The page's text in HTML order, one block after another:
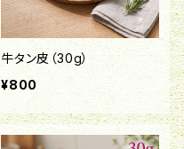
牛タン皮（30g）
¥800